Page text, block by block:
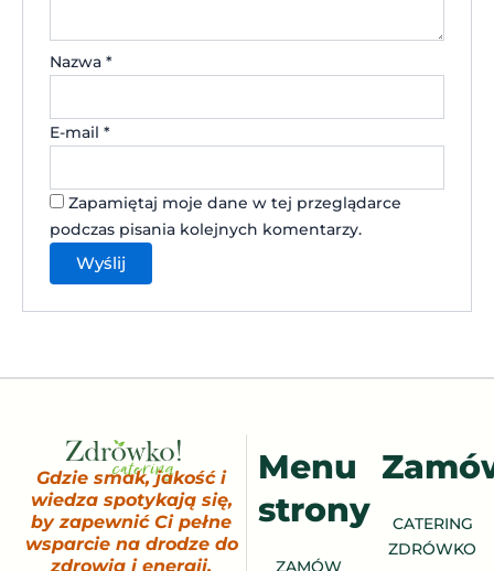
Nazwa*
E-mail*
Zapamiętaj moje dane w tej przeglądarce
podczas pisania kolejnych komentarzy.
Gdzie smak, jakość i
wiedza spotykają się,
by zapewnić Ci pełne
wsparcie na drodze do
zdrowia i energii.
Menu
strony
ZAMÓW
CATERING
ZDRÓWKO